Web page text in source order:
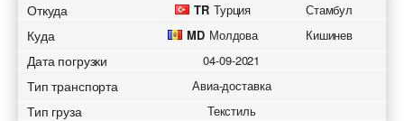
Откуда TR Турция Стамбул
Куда MD Молдова Кишинев
Дата погрузки 04-09-2021
Тип транспорта Авиа-доставка
Тип груза Текстиль